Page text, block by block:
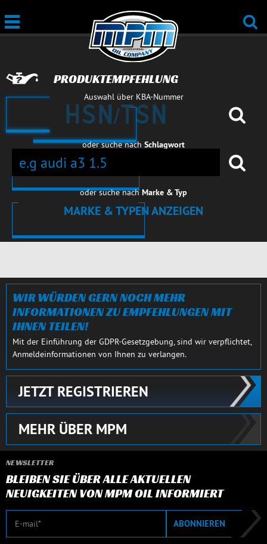
PRODUKTEMPFEHLUNG
Auswahl über KBA-Nummer
oder suche nach Schlagwort
oder suche nach Marke & Typ
MARKE & TYPEN ANZEIGEN
WIR WÜRDEN GERN NOCH MEHR
INFORMATIONEN ZU EMPFEHLUNGEN MIT
IHNEN TEILEN!
Mit der Einführung der GDPR-Gesetzgebung, sind wir verpflichtet,
Anmeldeinformationen von Ihnen zu verlangen.
JETZT REGISTRIEREN
MEHR ÜBER MPM
NEWSLETTER
BLEIBEN SIE ÜBER ALLE AKTUELLEN
NEUIGKEITEN VON MPM OIL INFORMIERT
E-Mail ABONNIEREN